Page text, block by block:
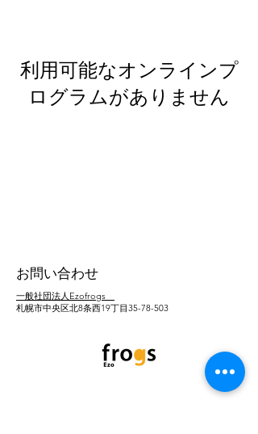
利用可能なオンラインプ
ログラムがありません
お問い合わせ
一般社団法人Ezofrogs
札幌市中央区北8条西19丁目35-78-503